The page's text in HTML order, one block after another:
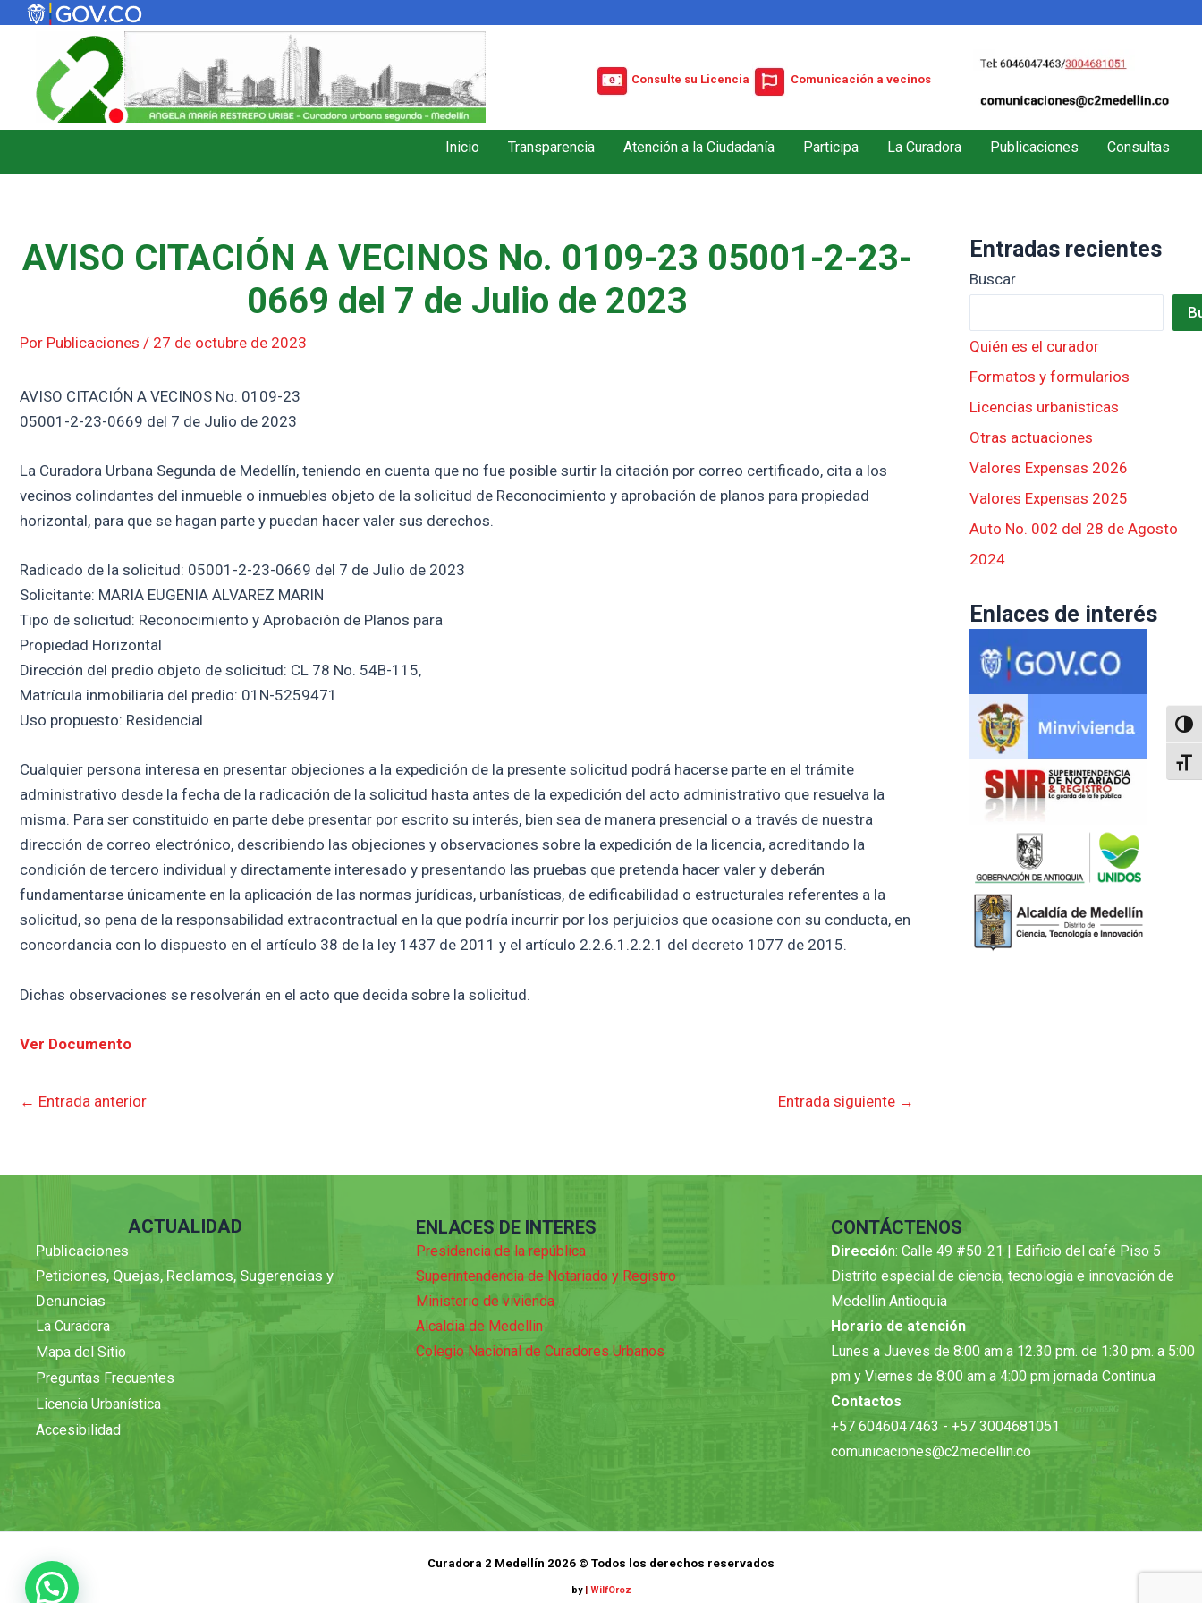
contenido
Consulte su Licencia Comunicación a vecinos
Inicio Transparencia Atención a la Ciudadanía Participa La Curadora Publicaciones Consultas
AVISO CITACIÓN A VECINOS No. 0109-23 05001-2-23-
0669 del 7 de Julio de 2023
Por Publicaciones / 27 de octubre de 2023
AVISO CITACIÓN A VECINOS No. 0109-23
05001-2-23-0669 del 7 de Julio de 2023
La Curadora Urbana Segunda de Medellín, teniendo en cuenta que no fue posible surtir la citación por correo certificado, cita a los
vecinos colindantes del inmueble o inmuebles objeto de la solicitud de Reconocimiento y aprobación de planos para propiedad
horizontal, para que se hagan parte y puedan hacer valer sus derechos.
Radicado de la solicitud: 05001-2-23-0669 del 7 de Julio de 2023
Solicitante: MARIA EUGENIA ALVAREZ MARIN
Tipo de solicitud: Reconocimiento y Aprobación de Planos para
Propiedad Horizontal
Dirección del predio objeto de solicitud: CL 78 No. 54B-115,
Matrícula inmobiliaria del predio: 01N-5259471
Uso propuesto: Residencial
Cualquier persona interesa en presentar objeciones a la expedición de la presente solicitud podrá hacerse parte en el trámite
administrativo desde la fecha de la radicación de la solicitud hasta antes de la expedición del acto administrativo que resuelva la
misma. Para ser constituido en parte debe presentar por escrito su interés, bien sea de manera presencial o a través de nuestra
dirección de correo electrónico, describiendo las objeciones y observaciones sobre la expedición de la licencia, acreditando la
condición de tercero individual y directamente interesado y presentando las pruebas que pretenda hacer valer y deberán
fundamentarse únicamente en la aplicación de las normas jurídicas, urbanísticas, de edificabilidad o estructurales referentes a la
solicitud, so pena de la responsabilidad extracontractual en la que podría incurrir por los perjuicios que ocasione con su conducta, en
concordancia con lo dispuesto en el artículo 38 de la ley 1437 de 2011 y el artículo 2.2.6.1.2.2.1 del decreto 1077 de 2015.
Dichas observaciones se resolverán en el acto que decida sobre la solicitud.
Ver Documento
← Entrada anterior Entrada siguiente →
Entradas recientes
Buscar
Quién es el curador
Formatos y formularios
Licencias urbanisticas
Otras actuaciones
Valores Expensas 2026
Valores Expensas 2025
Auto No. 002 del 28 de Agosto
2024
Enlaces de interés
ACTUALIDAD
Publicaciones
Peticiones, Quejas, Reclamos, Sugerencias y
Denuncias
La Curadora
Mapa del Sitio
Preguntas Frecuentes
Licencia Urbanística
Accesibilidad
ENLACES DE INTERES
Presidencia de la república
Superintendencia de Notariado y Registro
Ministerio de vivienda
Alcaldia de Medellin
Colegio Nacional de Curadores Urbanos
CONTÁCTENOS
Dirección: Calle 49 #50-21 | Edificio del café Piso 5
Distrito especial de ciencia, tecnologia e innovación de
Medellin Antioquia
Horario de atención
Lunes a Jueves de 8:00 am a 12.30 pm. de 1:30 pm. a 5:00
pm y Viernes de 8:00 am a 4:00 pm jornada Continua
Contactos
+57 6046047463 - +57 3004681051
comunicaciones@c2medellin.co
Curadora 2 Medellín 2026 © Todos los derechos reservados
by| WilfOroz